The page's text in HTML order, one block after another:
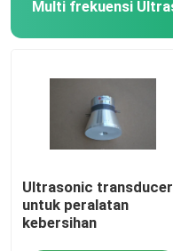
Ultrasonic transducer
untuk peralatan
kebersihan